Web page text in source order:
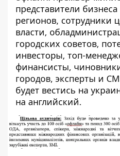
представители
регионов, сотрудники
власти,
городских советов,
инвесторы, топ-
финансисты,
городов, эксперты и
будет вестись на
на английский.